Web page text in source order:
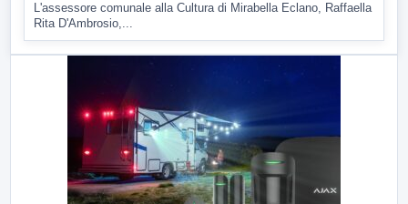
L'assessore comunale alla Cultura di Mirabella Eclano, Raffaella
Rita D'Ambrosio,...